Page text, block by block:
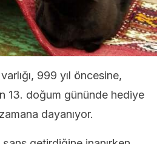
999 yıl öncesine,
13. doğum gününde hediye
dayanıyor.